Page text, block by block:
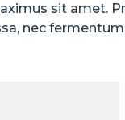
sit amet.
nec